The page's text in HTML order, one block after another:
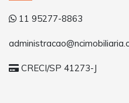
11 95277-8863
CRECI/SP 41273-J